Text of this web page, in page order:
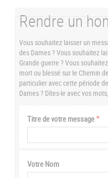
Rendre un
Vous souhaitez laisser un
des Dames ? Vous souhaitez
Grande guerre ? Vous
mort ou blessé sur le Chemin
particulier avec cette période
Dames ? Dîtes-le avec vos
Titre de votre message
Votre Nom